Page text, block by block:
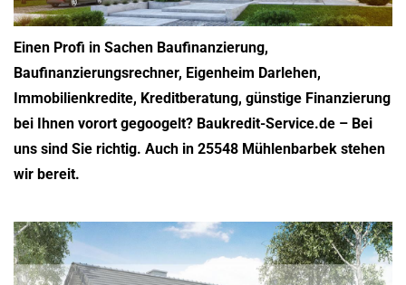
Einen Profi in Sachen Baufinanzierung,
Baufinanzierungsrechner, Eigenheim Darlehen,
Immobilienkredite, Kreditberatung, günstige Finanzierung
bei Ihnen vorort gegoogelt? Baukredit-Service.de – Bei
uns sind Sie richtig. Auch in 25548 Mühlenbarbek stehen
wir bereit.